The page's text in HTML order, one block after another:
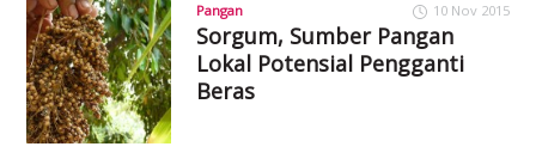
Pangan 10 Nov 2015
Sorgum, Sumber Pangan
Lokal Potensial Pengganti
Beras